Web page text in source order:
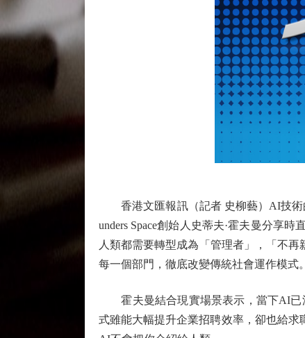
香港文匯報訊（記者 史柳藝）AI技術
unders Space創始人史蒂夫·霍夫曼分享
人類都需要轉型成為「管理者」，「不
每一個部門，徹底改變傳統社會運作模式。
霍夫曼結合現實場景表示，當下AI已
式雖能大幅提升企業招聘效率，卻也給